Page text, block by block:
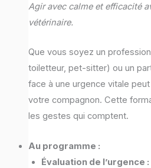
Agir avec calme et efficacité
vétérinaire.
Que vous soyez un
toiletteur, pet-sitter) ou un
face à une urgence vitale
votre compagnon. Cette
les gestes qui comptent.
Au programme :
Évaluation de l’urgence :